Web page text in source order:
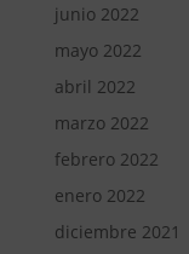
junio 2022
mayo 2022
abril 2022
marzo 2022
febrero 2022
enero 2022
diciembre 2021